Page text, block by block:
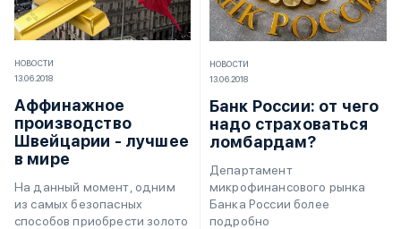
НОВОСТИ
13.06.2018
Аффинажное
производство
Швейцарии - лучшее
в мире
На данный момент, одним
из самых безопасных
способов приобрести золото
НОВОСТИ
13.06.2018
Банк России: от чего
надо страховаться
ломбардам?
Департамент
микрофинансового рынка
Банка России более
подробно